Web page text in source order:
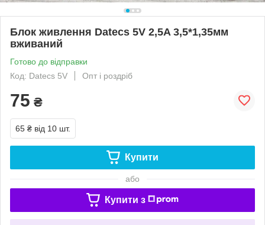
Блок живлення Datecs 5V 2,5A 3,5*1,35мм
вживаний
Готово до відправки
Код: Datecs 5V
Опт і роздріб
75 ₴
65 ₴ від 10 шт.
Купити
або
Купити з